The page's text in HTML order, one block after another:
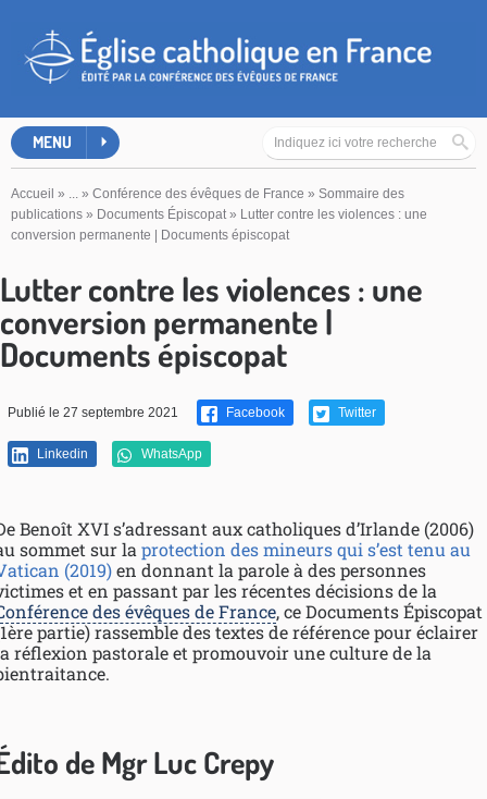
MENU
Accueil » ... » Conférence des évêques de France » Sommaire des
publications » Documents Épiscopat» Lutter contre les violences : une
conversion permanente | Documents épiscopat
Lutter contre les violences : une
conversion permanente |
Documents épiscopat
Publié le 27 septembre 2021 Facebook Twitter
Linkedin WhatsApp
Benoît XVI s’adressant aux catholiques d’Irlande (2006)
sommet sur laprotection des mineurs qui s’est tenu au
(2019)en donnant la parole à des personnes
et en passant par les récentes décisions de la
des évêques de France, ce Documents Épiscopat
èrepartie) rassemble des textes de référence pour éclairer
réflexion pastorale et promouvoir une culture de la
de Mgr Luc Crepy